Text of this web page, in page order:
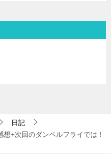
日記
想+次回のダンベルフライでは！